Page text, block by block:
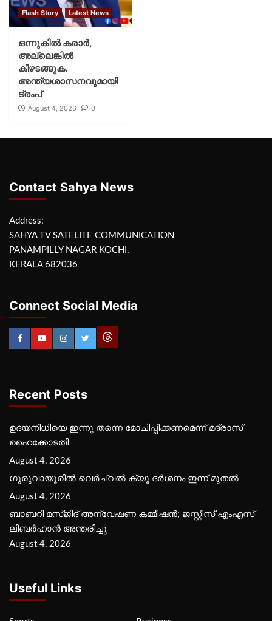
Flash Story Latest News
ഒന്നുകില്‍ കരാര്‍,
അല്ലെങ്കില്‍
കീഴടങ്ങുക.
അന്ത്യശാസനവുമായി
ട്രംപ്
August 4, 2026 0
Contact Sahya News
Address:
SAHYA TV SATELITE COMMUNICATION
PANAMPILLY NAGAR KOCHI,
KERALA 682036
Connect Social Media
Recent Posts
ഉദയനിധിയെ ഇന്നു തന്നെ മോചിപ്പിക്കണമെന്ന് മദ്രാസ്
ഹൈക്കോടതി
August 4, 2026
ഗുരുവായൂരില്‍ വെര്‍ച്വല്‍ ക്യൂ ദര്‍ശനം ഇന്ന് മുതല്‍
August 4, 2026
ബാബറി മസ്ജിദ് അന്വേഷണ കമ്മീഷന്‍; ജസ്റ്റിസ് എംഎസ്
ലിബര്‍ഹാന്‍ അന്തരിച്ചു
August 4, 2026
Useful Links